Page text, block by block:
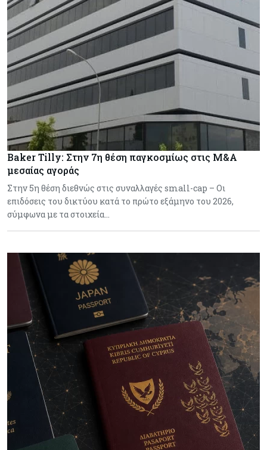
Baker Tilly: Στην 7η θέση παγκοσμίως στις M&A
μεσαίας αγοράς
Στην 5η θέση διεθνώς στις συναλλαγές small-cap – Οι
επιδόσεις του δικτύου κατά το πρώτο εξάμηνο του 2026,
σύμφωνα με τα στοιχεία…